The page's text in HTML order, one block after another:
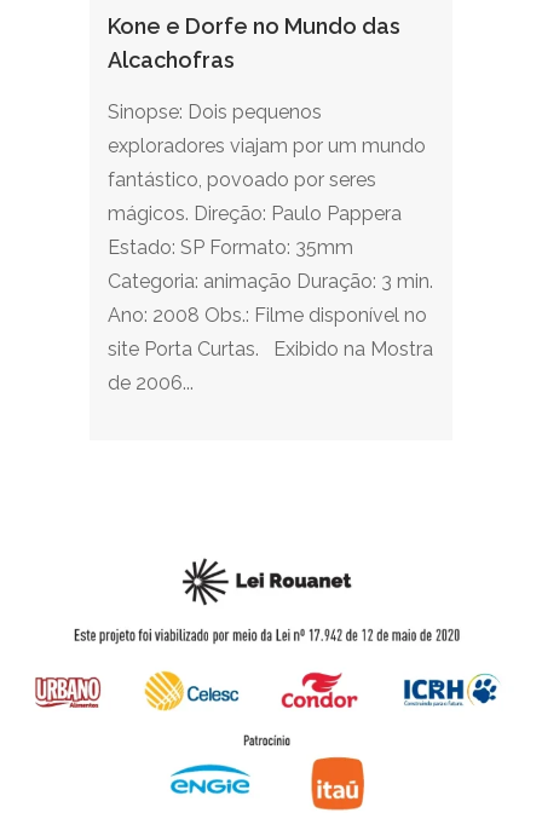
Kone e Dorfe no Mundo das
Alcachofras
Sinopse: Dois pequenos
exploradores viajam por um mundo
fantástico, povoado por seres
mágicos. Direção: Paulo Pappera
Estado: SP Formato: 35mm
Categoria: animação Duração: 3 min.
Ano: 2008 Obs.: Filme disponível no
site Porta Curtas. Exibido na Mostra
de 2006...